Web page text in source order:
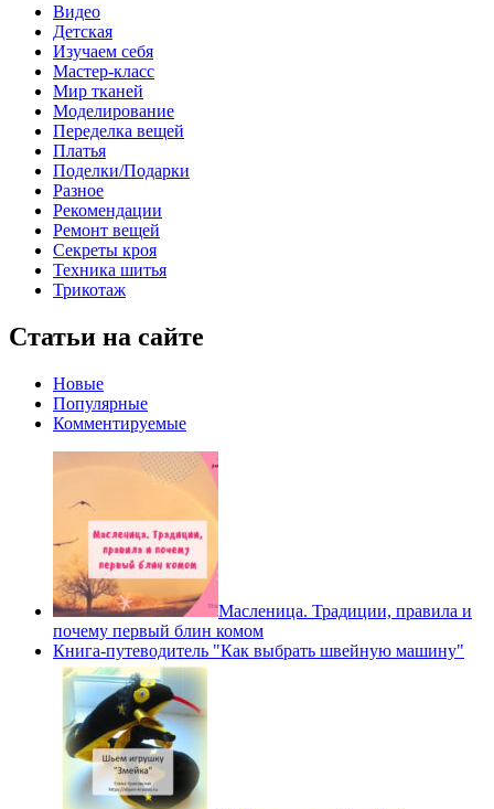
Видео
Детская
Изучаем себя
Мастер-класс
Мир тканей
Моделирование
Переделка вещей
Платья
Поделки/Подарки
Разное
Рекомендации
Ремонт вещей
Секреты кроя
Техника шитья
Трикотаж
Статьи на сайте
Новые
Популярные
Комментируемые
Масленица. Традиции, правила и
почему первый блин комом
Книга-путеводитель "Как выбрать швейную машину"